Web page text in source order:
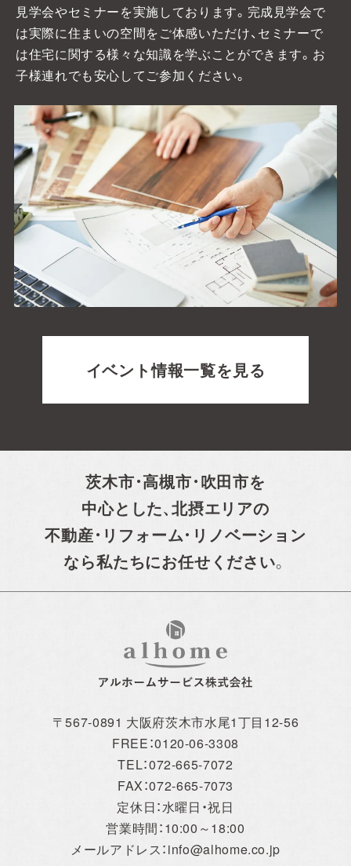
見学会やセミナーを実施しております。 完成見学会で
は実際に住まいの空間をご体感いただけ、セミナーで
は住宅に関する様々な知識を学ぶことができます。お
子様連れでも安心してご参加ください。
イベント情報一覧を見る
茨木市・高槻市・吹田市を
中心とした、 北摂エリアの
不動産・リフォーム・リノベーション
なら私たちにお任せください。
〒567-0891 大阪府茨木市水尾1丁目12-56
FREE：0120-06-3308
TEL：072-665-7072
FAX：072-665-7073
定休日：水曜日・祝日
営業時間：10:00～18:00
メールアドレス：info@alhome.co.jp